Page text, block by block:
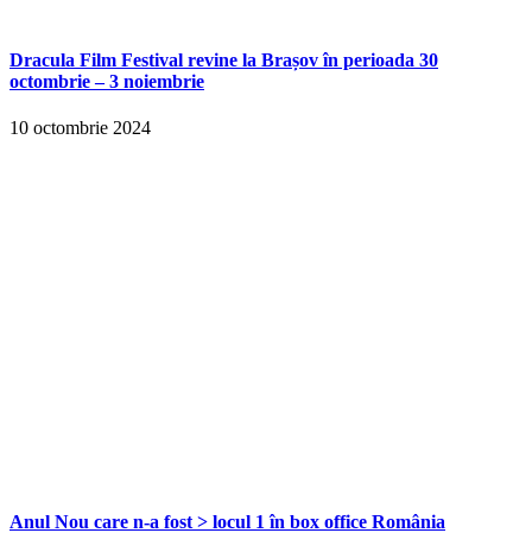
Dracula Film Festival revine la Brașov în perioada 30
octombrie – 3 noiembrie
10 octombrie 2024
Anul Nou care n-a fost > locul 1 în box office România